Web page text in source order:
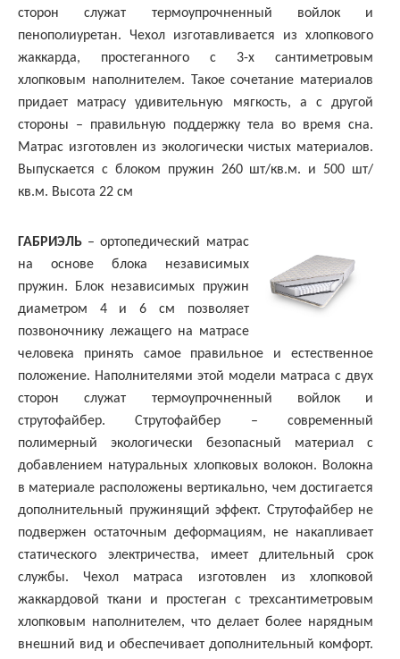
сторон служат термоупрочненный войлок и
пенополиуретан. Чехол изготавливается из хлопкового
жаккарда, простеганного с 3-х сантиметровым
хлопковым наполнителем. Такое сочетание материалов
придает матрасу удивительную мягкость, а с другой
стороны – правильную поддержку тела во время сна.
Матрас изготовлен из экологически чистых материалов.
Выпускается с блоком пружин 260 шт/кв.м. и 500 шт/
кв.м. Высота 22 см
ГАБРИЭЛЬ – ортопедический матрас
на основе блока независимых
пружин. Блок независимых пружин
диаметром 4 и 6 см позволяет
позвоночнику лежащего на матрасе
человека принять самое правильное и естественное
положение. Наполнителями этой модели матраса с двух
сторон служат термоупрочненный войлок и
струтофайбер. Струтофайбер – современный
полимерный экологически безопасный материал с
добавлением натуральных хлопковых волокон. Волокна
в материале расположены вертикально, чем достигается
дополнительный пружинящий эффект. Струтофайбер не
подвержен остаточным деформациям, не накапливает
статического электричества, имеет длительный срок
службы. Чехол матраса изготовлен из хлопковой
жаккардовой ткани и простеган с трехсантиметровым
хлопковым наполнителем, что делает более нарядным
внешний вид и обеспечивает дополнительный комфорт.